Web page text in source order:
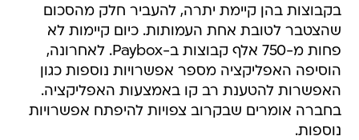
בקבוצות בהן קיימת יתרה, להעביר חלק מהסכום
שהצטבר לטובת אחת העמותות. כיום קיימות לא
פחות מ-750 אלף קבוצות ב-Paybox. לאחרונה,
הוסיפה האפליקציה מספר אפשרויות נוספות כגון
האפשרות להטענת רב קו באמצעות האפליקציה.
בחברה אומרים שבקרוב צפויות להיפתח אפשרויות
נוספות.